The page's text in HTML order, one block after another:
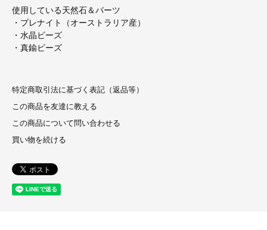
使用している天然石＆パーツ
・プレナイト（オーストラリア産）
・水晶ビーズ
・真鍮ビーズ
特定商取引法に基づく表記（返品等）
この商品を友達に教える
この商品について問い合わせる
買い物を続ける